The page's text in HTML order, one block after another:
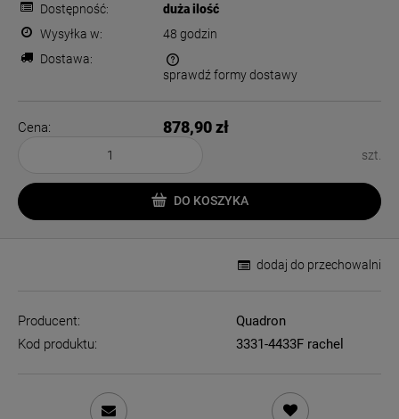
Dostępność:
duża ilość
Wysyłka w:
48 godzin
Dostawa:
Cena nie zawiera ewentualnych kosztów płatności
sprawdź formy dostawy
Cena: 878,90 zł
szt.
DO KOSZYKA
dodaj do przechowalni
Producent:
Quadron
Kod produktu:
3331-4433F rachel